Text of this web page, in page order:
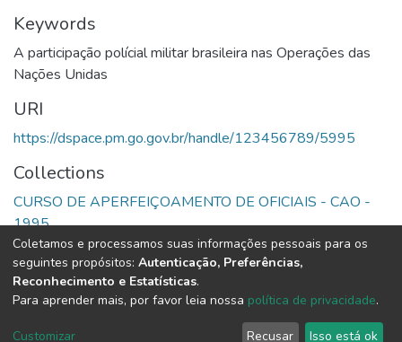
Keywords
A participação polícial militar brasileira nas Operações das
Nações Unidas
URI
https://dspace.pm.go.gov.br/handle/123456789/5995
Collections
CURSO DE APERFEIÇOAMENTO DE OFICIAIS - CAO -
1995
Full item page
DSpace software copyright © 2002-2026 LYRASIS
Cookie End User Send
Coletamos e processamos suas informações pessoais para os
seguintes propósitos: Autenticação, Preferências,
Reconhecimento e Estatísticas.
Para aprender mais, por favor leia nossa política de privacidade.
Customizar Recusar Isso está ok